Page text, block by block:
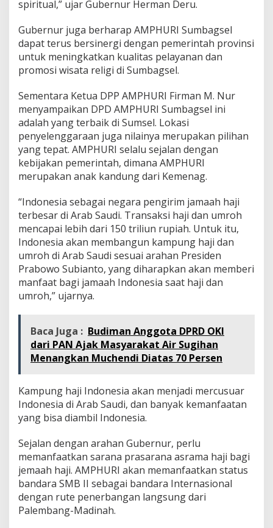
spiritual,” ujar Gubernur Herman Deru.
Gubernur juga berharap AMPHURI Sumbagsel
dapat terus bersinergi dengan pemerintah provinsi
untuk meningkatkan kualitas pelayanan dan
promosi wisata religi di Sumbagsel.
Sementara Ketua DPP AMPHURI Firman M. Nur
menyampaikan DPD AMPHURI Sumbagsel ini
adalah yang terbaik di Sumsel. Lokasi
penyelenggaraan juga nilainya merupakan pilihan
yang tepat. AMPHURI selalu sejalan dengan
kebijakan pemerintah, dimana AMPHURI
merupakan anak kandung dari Kemenag.
“Indonesia sebagai negara pengirim jamaah haji
terbesar di Arab Saudi. Transaksi haji dan umroh
mencapai lebih dari 150 triliun rupiah. Untuk itu,
Indonesia akan membangun kampung haji dan
umroh di Arab Saudi sesuai arahan Presiden
Prabowo Subianto, yang diharapkan akan memberi
manfaat bagi jamaah Indonesia saat haji dan
umroh,” ujarnya.
Baca Juga : Budiman Anggota DPRD OKI
dari PAN Ajak Masyarakat Air Sugihan
Menangkan Muchendi Diatas 70 Persen
Kampung haji Indonesia akan menjadi mercusuar
Indonesia di Arab Saudi, dan banyak kemanfaatan
yang bisa diambil Indonesia.
Sejalan dengan arahan Gubernur, perlu
memanfaatkan sarana prasarana asrama haji bagi
jemaah haji. AMPHURI akan memanfaatkan status
bandara SMB II sebagai bandara Internasional
dengan rute penerbangan langsung dari
Palembang-Madinah.